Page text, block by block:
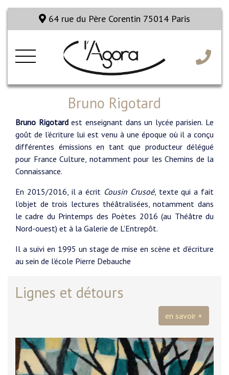
64 rue du Père Corentin 75014 Paris
Bruno Rigotard
Bruno Rigotardest enseignant dans un lycée parisien. Le
goût de l’écriture lui est venu à une époque où il a conçu
différentes émissions en tant que producteur délégué
pour France Culture, notamment pour les Chemins de la
Connaissance.
En 2015/2016, il a écrit Cousin Crusoé, texte qui a fait
l’objet de trois lectures théâtralisées, notamment dans
le cadre du Printemps des Poètes 2016 (au Théâtre du
Nord-ouest) et à la Galerie de L’Entrepôt.
Il a suivi en 1995 un stage de mise en scène et d’écriture
au sein de l’école Pierre Debauche
Lignes et détours
en savoir +